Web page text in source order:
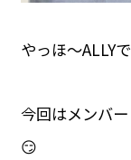
やっほ〜ALLY
今回はメンバ
😏